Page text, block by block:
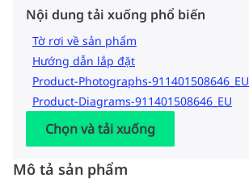
Nội dung tải xuống phổ biến
Tờ rơi về sản phẩm
Hướng dẫn lắp đặt
Product-Photographs-911401508646_EU
Product-Diagrams-911401508646_EU
Chọn và tải xuống
Mô tả sản phẩm